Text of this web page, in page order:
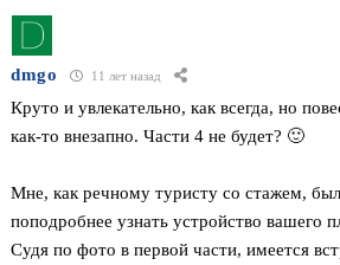
dmgo 11 лет назад
Круто и увлекательно, как всегда, но
как-то внезапно. Части 4 не будет? 🙂
Мне, как речному туристу со стажем,
поподробнее узнать устройство вашего
Судя по фото в первой части, имеется